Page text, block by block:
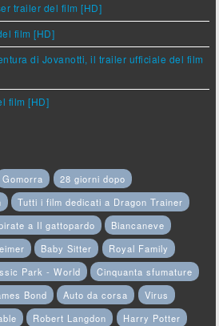
trailer del film [HD]
film [HD]
di Jovanotti, il trailer ufficiale del film
film [HD]
Gomorra
28 giorni dopo
Tutti i film dedicati a Dragon Trainer
a Il gattopardo
Biancaneve
Baby Sitter
Royal Family
Park - World
Cinquanta sfumature
Bond Auto da corsa
Virus
Robert Langdon
Harry Potter